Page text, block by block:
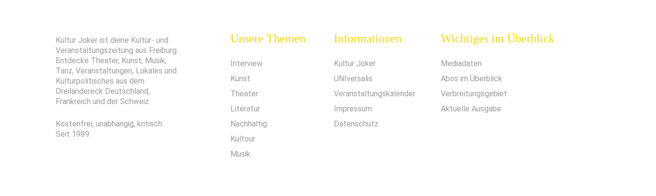
Kultur Joker ist deine Kultur- und
Veranstaltungszeitung aus Freiburg.
Entdecke Theater, Kunst, Musik,
Tanz, Veranstaltungen, Lokales und
Kulturpolitisches aus dem
Dreiländereck Deutschland,
Frankreich und der Schweiz.
Kostenfrei, unabhängig, kritisch.
Seit 1989.
Unsere Themen
Interview
Kunst
Theater
Literatur
Nachhaltig
Kultour
Musik
Informationen
Kultur Joker
UNIversalis
Veranstaltungskalender
Impressum
Datenschutz
Wichtiges im Überblick
Mediadaten
Abos im Überblick
Verbreitungsgebiet
Aktuelle Ausgabe